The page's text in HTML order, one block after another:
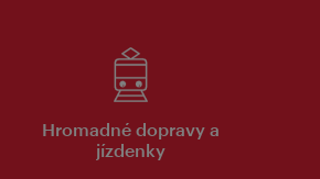
Hromadné dopravy a
jízdenky